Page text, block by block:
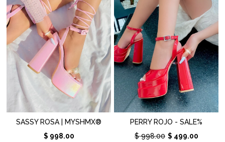
SASSY ROSA | MYSHMX®
$ 998.00
PERRY ROJO - SALE%
$ 998.00 $ 499.00